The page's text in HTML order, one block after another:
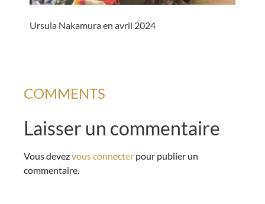
Ursula Nakamura en avril 2024
COMMENTS
Laisser un commentaire
Vous devezvous connecter pour publier un
commentaire.